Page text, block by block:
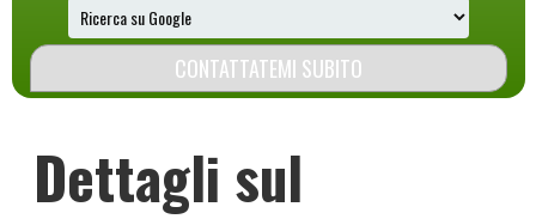
Dettagli sul